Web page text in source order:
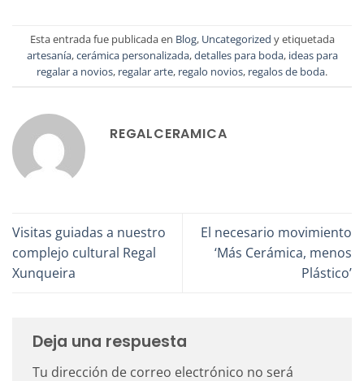
Esta entrada fue publicada en Blog, Uncategorized y etiquetada
artesanía,cerámica personalizada,detalles para boda, ideas para
regalar a novios, regalar arte, regalo novios, regalos de boda.
REGALCERAMICA
Visitas guiadas a nuestro
complejo cultural Regal
Xunqueira
El necesario movimiento
‘Más Cerámica, menos
Plástico’
Deja una respuesta
Tu dirección de correo electrónico no será